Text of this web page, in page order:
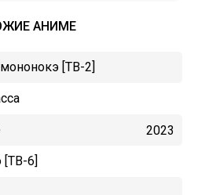
АНИМЕ
[ТВ-2]
2023
[ТВ-6]